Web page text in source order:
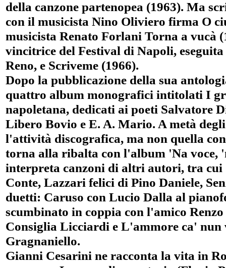
della canzone partenopea (1963). Ma
con il musicista Nino Oliviero firma O
musicista Renato Forlani Torna a vucà
vincitrice del Festival di Napoli,
Reno, e Scriveme (1966).
Dopo la pubblicazione della sua
quattro album monografici intitolati I
napoletana, dedicati ai poeti Salvatore
Libero Bovio e E. A. Mario. A metà
l'attività discografica, ma non quella
torna alla ribalta con l'album 'Na voce,
interpreta canzoni di altri autori, tra cui
Conte, Lazzari felici di Pino Daniele,
duetti: Caruso con Lucio Dalla al
scumbinato in coppia con l'amico
Consiglia Licciardi e L'ammore ca' nun
Gragnaniello.
Gianni Cesarini ne racconta la vita in